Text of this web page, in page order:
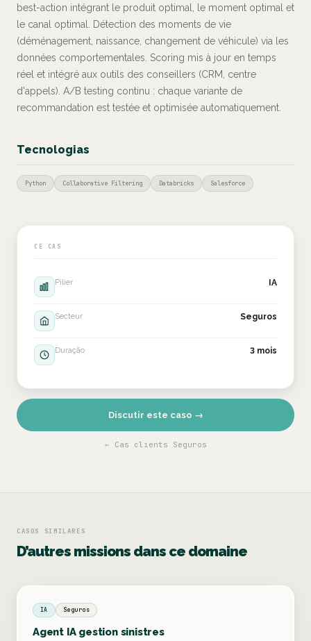
best-action intégrant le produit optimal, le moment optimal et
le canal optimal. Détection des moments de vie
(déménagement, naissance, changement de véhicule) via les
données comportementales. Scoring mis à jour en temps
réel et intégré aux outils des conseillers (CRM, centre
d'appels). A/B testing continu : chaque variante de
recommandation est testée et optimisée automatiquement.
Tecnologias
Python Collaborative Filtering Databricks Salesforce
CE CAS
Pilier IA
Secteur Seguros
Duração 3 mois
Discutir este caso →
← Cas clients Seguros
CASOS SIMILARES
D’autres missions dans ce domaine
IA Seguros
Agent IA gestion sinistres